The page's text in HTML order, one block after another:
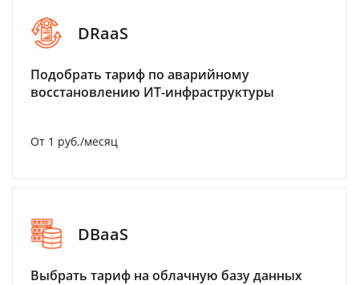
DRaaS
Подобрать тариф по аварийному
восстановлению ИТ-инфраструктуры
От 1 руб./месяц
DBaaS
Выбрать тариф на облачную базу данных